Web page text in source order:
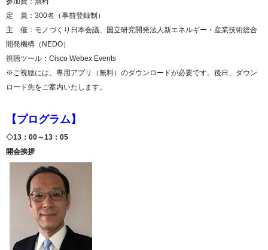
定 員：300名（事前登録制）
主 催：モノづくり日本会議、国立研究開発法人新エネルギー・産業技術総合
開発機構（NEDO）
視聴ツール：Cisco Webex Events
※ご視聴には、専用アプリ（無料）のダウンロードが必要です。後日、ダウン
ロード先をご案内いたします。
【プログラム】
◇13：00～13：05
開会挨拶